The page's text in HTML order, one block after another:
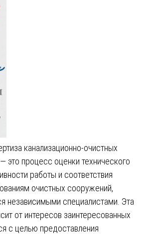
канализационно-очистных
это процесс оценки технического
работы и соответствия
очистных сооружений,
независимыми специалистами. Эта
от интересов заинтересованных
с целью предоставления